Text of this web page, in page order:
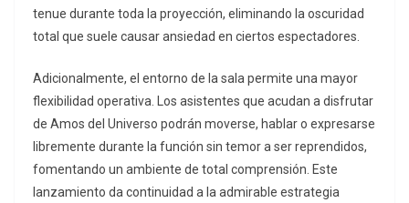
tenue durante toda la proyección, eliminando la oscuridad
total que suele causar ansiedad en ciertos espectadores.
Adicionalmente, el entorno de la sala permite una mayor
flexibilidad operativa. Los asistentes que acudan a disfrutar
de Amos del Universo podrán moverse, hablar o expresarse
libremente durante la función sin temor a ser reprendidos,
fomentando un ambiente de total comprensión. Este
lanzamiento da continuidad a la admirable estrategia